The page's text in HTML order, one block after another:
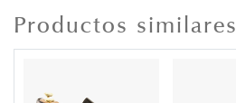
Productos similares